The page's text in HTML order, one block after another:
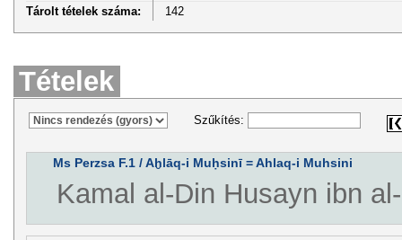
Tárolt tételek száma:
142
Tételek
Szűkítés:
Ms Perzsa F.1 / Aḫlāq-i Muḥsinī = Ahlaq-i Muhsini
Kamal al-Din Husayn ibn